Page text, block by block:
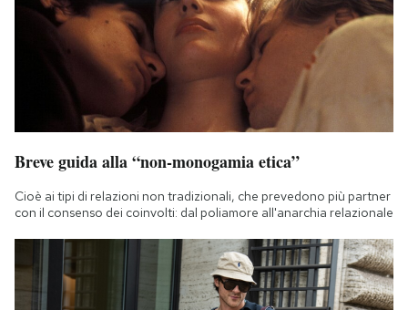
Breve guida alla “non-monogamia etica”
Cioè ai tipi di relazioni non tradizionali, che prevedono più partner
con il consenso dei coinvolti: dal poliamore all'anarchia relazionale